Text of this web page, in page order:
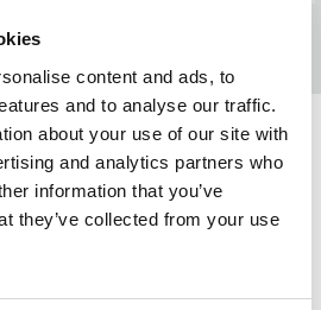
content and ads, to
and to analyse our traffic.
about your use of our site with
and analytics partners who
information that you’ve
they’ve collected from your use
news